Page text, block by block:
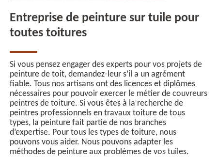
Entreprise de peinture sur tuile pour
toutes toitures
Si vous pensez engager des experts pour vos projets de
peinture de toit, demandez-leur s’il a un agrément
fiable. Tous nos artisans ont des licences et diplômes
nécessaires pour pouvoir exercer le métier de couvreurs
peintres de toiture. Si vous êtes à la recherche de
peintres professionnels en travaux toiture de tous
types, la peinture fait partie de nos branches
d’expertise. Pour tous les types de toiture, nous
pouvons vous aider. Nous pouvons adapter les
méthodes de peinture aux problèmes de vos tuiles.